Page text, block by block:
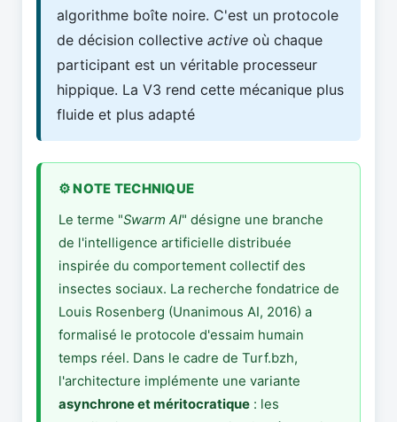
algorithme boîte noire. C'est un protocole
de décision collectiveactive où chaque
participant est un véritable processeur
hippique. La V3 rend cette mécanique plus
fluide et plus adapté
⚙️ NOTE TECHNIQUE
Le terme "Swarm AI" désigne une branche
de l'intelligence artificielle distribuée
inspirée du comportement collectif des
insectes sociaux. La recherche fondatrice de
Louis Rosenberg (Unanimous AI, 2016) a
formalisé le protocole d'essaim humain
temps réel. Dans le cadre de Turf.bzh,
l'architecture implémente une variante
asynchrone et méritocratique: les